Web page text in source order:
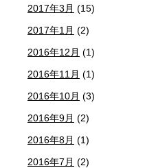
2017年3月 (15)
2017年1月 (2)
2016年12月 (1)
2016年11月 (1)
2016年10月 (3)
2016年9月 (2)
2016年8月 (1)
2016年7月 (2)